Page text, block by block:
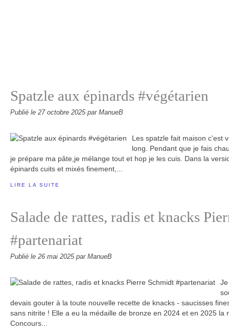
Spatzle aux épinards #végétarien
Publié le 27 octobre 2025 par ManueB
Les spatzle fait maison c'est
long. Pendant que je fais
je prépare ma pâte,je mélange tout et hop je les cuis. Dans la
épinards cuits et mixés finement,...
LIRE LA SUITE
Salade de rattes, radis et knacks
#partenariat
Publié le 26 mai 2025 par ManueB
devais gouter à la toute nouvelle recette de knacks - saucisses
sans nitrite ! Elle a eu la médaille de bronze en 2024 et en 2025 la
Concours...